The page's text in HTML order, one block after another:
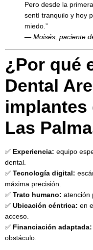
Pero desde la
sentí tranquilo y hoy
miedo.”
— Moisés, paciente
¿Por qué
Dental
implantes
Las
✅ Experiencia: equipo
dental.
✅ Tecnología digital:
máxima precisión.
✅ Trato humano: atención
✅ Ubicación céntrica: en
acceso.
✅ Financiación adaptada:
obstáculo.